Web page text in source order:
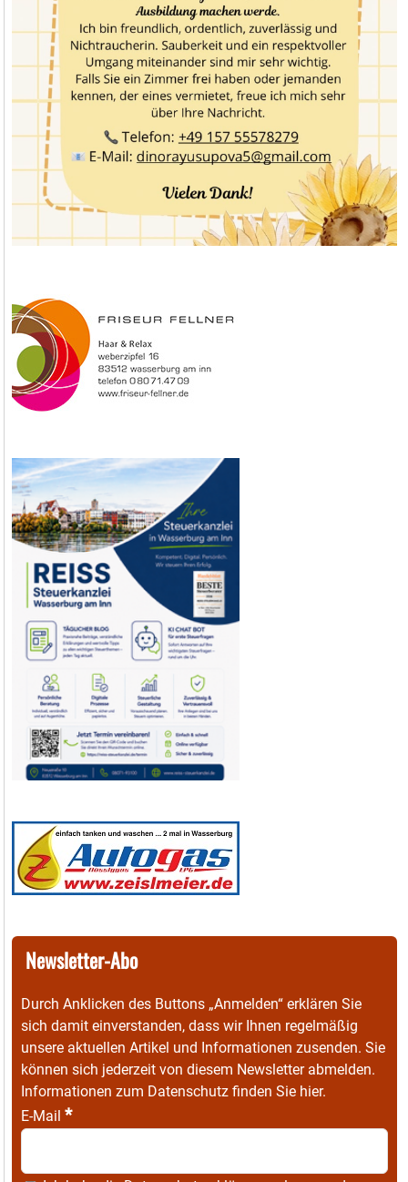
Newsletter-Abo
Durch Anklicken des Buttons „Anmelden“ erklären Sie
sich damit einverstanden, dass wir Ihnen regelmäßig
unsere aktuellen Artikel und Informationen zusenden. Sie
können sich jederzeit von diesem Newsletter abmelden.
Informationen zum Datenschutz finden Sie hier.
E-Mail *